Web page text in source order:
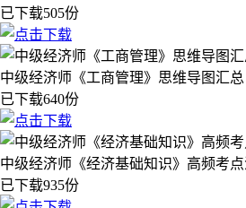
已下载505份
中级经济师《工商管理》思维导图汇总
已下载640份
中级经济师《经济基础知识》高频考
已下载935份